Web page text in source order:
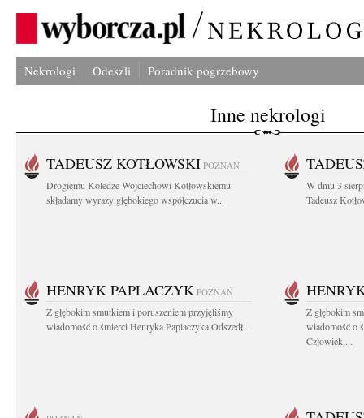
Nekrologi Odeszli Poradnik pogrzebowy
Inne nekrologi
TADEUSZ KOTŁOWSKI POZNAŃ
Drogiemu Koledze Wojciechowi Kotłowskiemu
składamy wyrazy głębokiego współczucia w...
W dniu 3
Tadeusz
HENRYK PAPLACZYK POZNAŃ
Z głębokim smutkiem i poruszeniem przyjęliśmy
wiadomość o śmierci Henryka Paplaczyka Odszedł...
Z głębokim
wiadomość o
Człowiek,...